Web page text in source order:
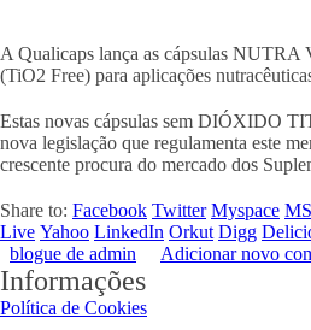
A Qualicaps lança as cápsulas
(TiO2 Free) para aplicações
Estas novas cápsulas sem DIÓXIDO
nova legislação que regulamenta este
crescente procura do mercado dos
Share to: Facebook Twitter Myspace
Live Yahoo LinkedIn Orkut Digg
blogue de admin
Adicionar novo
Informações
Política de Cookies